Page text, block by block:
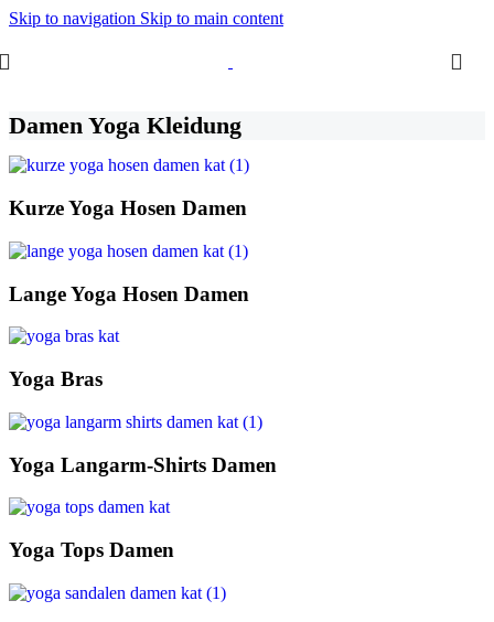
Skip to navigation Skip to main content
Damen Yoga Kleidung
Kurze Yoga Hosen Damen
Lange Yoga Hosen Damen
Yoga Bras
Yoga Langarm-Shirts Damen
Yoga Tops Damen